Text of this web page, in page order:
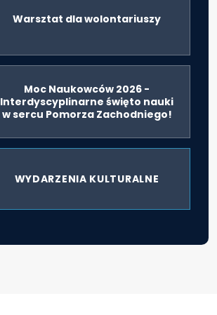
Warsztat dla wolontariuszy
Moc Naukowców 2026 -
Interdyscyplinarne święto nauki
w sercu Pomorza Zachodniego!
WYDARZENIA KULTURALNE